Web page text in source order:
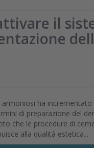
il
ha
di preparazione del
che le procedure di
alla qualità estetica...